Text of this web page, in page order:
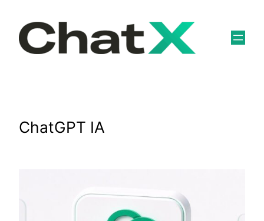
content
ChatGPT IA